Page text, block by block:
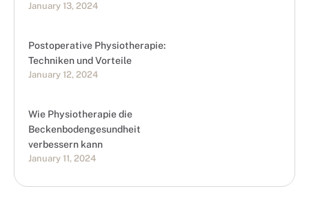
January 13, 2024
Postoperative Physiotherapie:
Techniken und Vorteile
January 12, 2024
Wie Physiotherapie die
Beckenbodengesundheit
verbessern kann
January 11, 2024